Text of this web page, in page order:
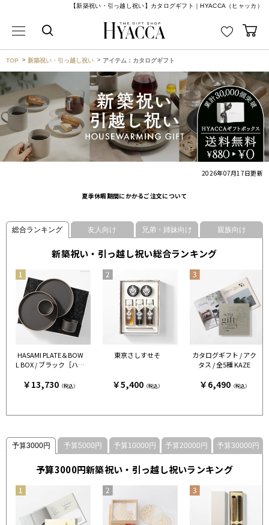
【新築祝い・引っ越し祝い】カタログギフト｜HYACCA（ヒャッカ）
TOP 新築祝い・引っ越し祝い アイテム：カタログギフト
2026年07月17日更新
夏季休暇期間にかかるご注文について
総合ランキング 友人向け 兄弟・姉妹向け 親族向け
新築祝い・引っ越し祝い総合ランキング
HASAMI PLATE＆BOW
L BOX / ブラック［ハサ
￥13,730（税込）
東京さしすせそ
￥5,400（税込）
カタログギフト / アク
タス / 全5種 KAZE
￥6,490（税込）
予算3000円 予算5000円 予算10000円 予算20000円 予算30000円
予算3000円新築祝い・引っ越し祝いランキング